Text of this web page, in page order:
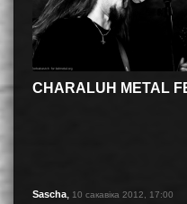
CHARALUH METAL
Sascha, 10 сакавіка 2012, 17:00